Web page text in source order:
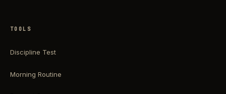
TOOLS
Discipline Test
Morning Routine